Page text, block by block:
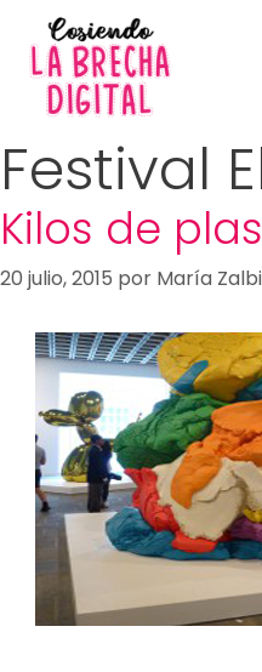
Festival
Kilos de
20 julio, 2015 por María